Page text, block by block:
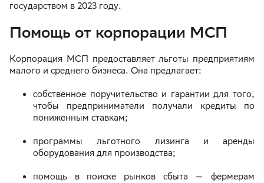
государством в 2023 году.
Помощь от корпорации МСП
Корпорация МСП предоставляет льготы предприятиям
малого и среднего бизнеса. Она предлагает:
собственное поручительство и гарантии для того,
чтобы предприниматели получали кредиты по
пониженным ставкам;
программы льготного лизинга и аренды
оборудования для производства;
помощь в поиске рынков сбыта — фермерам